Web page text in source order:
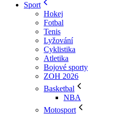
Sport
Hokej
Fotbal
Tenis
Lyžování
Cyklistika
Atletika
Bojové sporty
ZOH 2026
Basketbal
NBA
Motosport